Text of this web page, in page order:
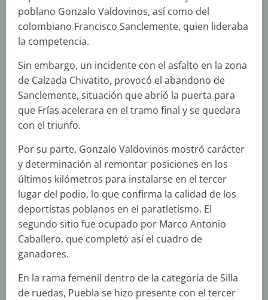
poblano Gonzalo Valdovinos, así como del
colombiano Francisco Sanclemente, quien lideraba
la competencia.
Sin embargo, un incidente con el asfalto en la zona
de Calzada Chivatito, provocó el abandono de
Sanclemente, situación que abrió la puerta para
que Frías acelerara en el tramo final y se quedara
con el triunfo.
Por su parte, Gonzalo Valdovinos mostró carácter
y determinación al remontar posiciones en los
últimos kilómetros para instalarse en el tercer
lugar del podio, lo que confirma la calidad de los
deportistas poblanos en el paratletismo. El
segundo sitio fue ocupado por Marco Antonio
Caballero, que completó así el cuadro de
ganadores.
En la rama femenil dentro de la categoría de Silla
de ruedas, Puebla se hizo presente con el tercer